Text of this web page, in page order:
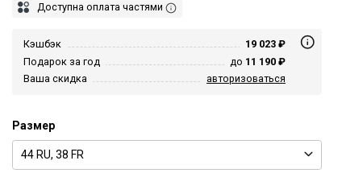
Доступна оплата частями
Кэшбэк
19 023 ₽
Подарок за год
до 11 190 ₽
Ваша скидка
авторизоваться
Размер
44 RU, 38 FR